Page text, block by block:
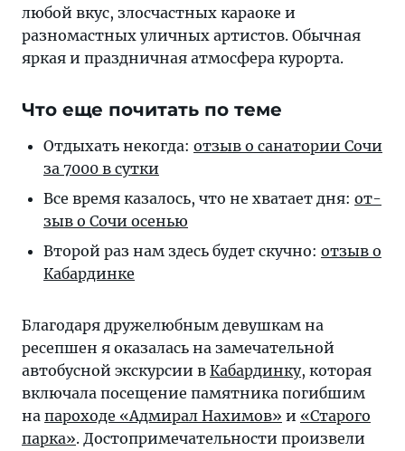
любой вкус, злосчастных караоке и
разномастных уличных артистов. Обычная
яркая и праздничная атмосфера курорта.
Что еще почитать по теме
Отдыхать некогда: от­зыв о са­на­то­рии Со­чи
за 7000 в сутки
Все время ка­за­лось, что не хва­та­ет дня: от­
зыв о Со­чи осенью
Второй раз нам здесь бу­дет скуч­но: от­зыв о
Кабардинке
Благодаря дружелюбным девушкам на
ресепшен я оказалась на замечательной
автобусной экскурсии в Кабардинку, которая
включала посещение памятника погибшим
на пароходе «Адмирал Нахимов» и «Старого
парка». Достопримечательности произвели